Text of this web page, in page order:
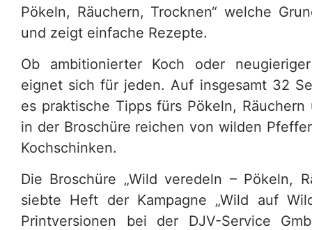
Pökeln, Räuchern, Trocknen“ welche
und zeigt einfache Rezepte.
Ob ambitionierter Koch oder
eignet sich für jeden. Auf insgesamt 32
es praktische Tipps fürs Pökeln,
in der Broschüre reichen von wilden
Kochschinken.
Die Broschüre „Wild veredeln – Pökeln,
siebte Heft der Kampagne „Wild auf
Printversionen bei der DJV-Service